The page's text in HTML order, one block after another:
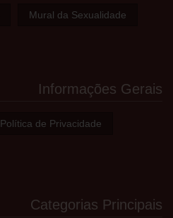
Mural da Sexualidade
Informações Gerais
Política de Privacidade
Categorias Principais